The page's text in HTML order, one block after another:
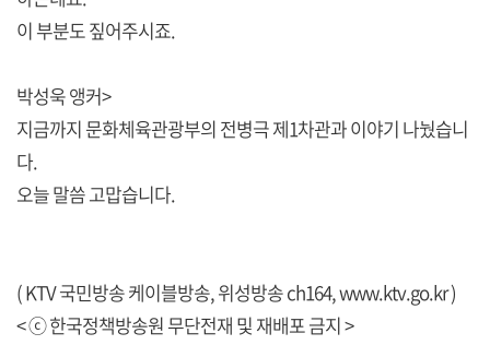
이 부분도 짚어주시죠.
박성욱 앵커>
지금까지 문화체육관광부의 전병극 제1차관과 이야기 나눴습니
다.
오늘 말씀 고맙습니다.
( KTV 국민방송 케이블방송, 위성방송 ch164,www.ktv.go.kr)
< ⓒ 한국정책방송원 무단전재 및 재배포 금지 >